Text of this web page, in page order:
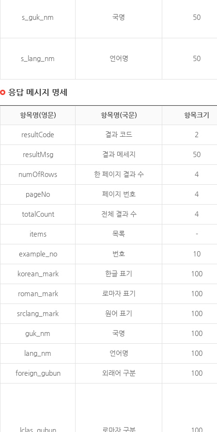
s_guk_nm 국명 50
s_lang_nm 언어명 50
응답 메시지 명세
항목명(영문) 항목명(국문) 항목크기
resultCode 결과 코드 2
resultMsg 결과 메세지 50
numOfRows 한 페이지 결과 수 4
pageNo 페이지 번호 4
totalCount 전체 결과 수 4
items 목록 -
example_no 번호 10
korean_mark 한글 표기 100
roman_mark 로마자 표기 100
srclang_mark 원어 표기 100
guk_nm 국명 100
lang_nm 언어명 100
foreign_gubun 외래어 구분 100
lclas_gubun 로마자 구분 100